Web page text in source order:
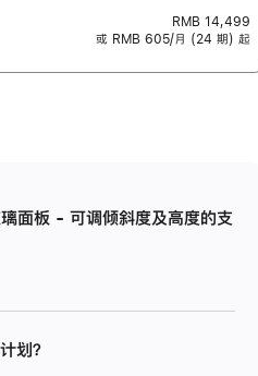
RMB 14,499
或 RMB 605/月 (24 期) 起
板 - 可调倾斜度及高度的支
划？